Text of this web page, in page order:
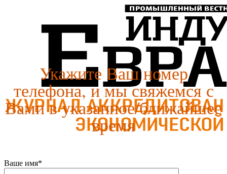
Укажите Ваш номер
телефона, и мы свяжемся с
Вами в указанное/ближайшее
время
Ваше имя*